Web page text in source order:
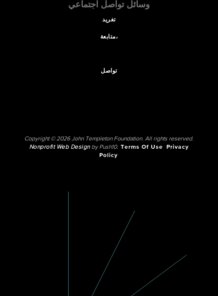
وسائل تواصل اجتماعي
تغريد
متابعة،
تواصل
Copyright © 2026 John Templeton Foundation. All rights reserved.
Nonprofit Web Designby Push10. Terms Of Use
Privacy
Policy